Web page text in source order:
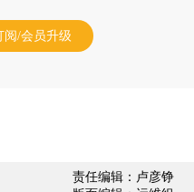
阅/会员升级
责任编辑：卢彦铮